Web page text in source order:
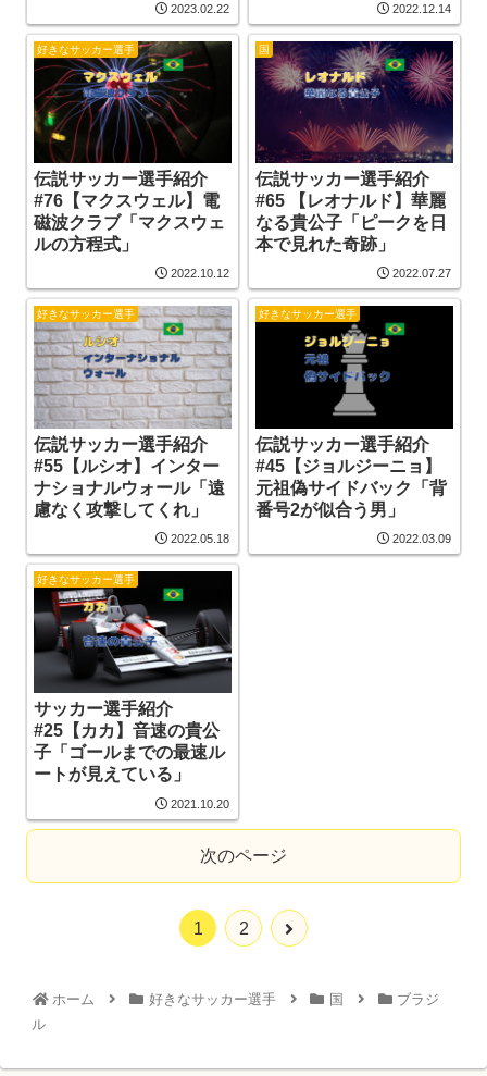
2023.02.22 2022.12.14
好きなサッカー選手
伝説サッカー選手紹介
#76【マクスウェル】電
磁波クラブ「マクスウェ
ルの方程式」
2022.10.12
国
伝説サッカー選手紹介
#65 【レオナルド】華麗
なる貴公子「ピークを日
本で見れた奇跡」
2022.07.27
好きなサッカー選手
伝説サッカー選手紹介
#55【ルシオ】インター
ナショナルウォール「遠
慮なく攻撃してくれ」
2022.05.18
好きなサッカー選手
伝説サッカー選手紹介
#45【ジョルジーニョ】
元祖偽サイドバック「背
番号2が似合う男」
2022.03.09
好きなサッカー選手
サッカー選手紹介
#25【カカ】音速の貴公
子「ゴールまでの最速ル
ートが見えている」
2021.10.20
次のページ
1 2
ホーム 好きなサッカー選手 国
ブラジ
ル